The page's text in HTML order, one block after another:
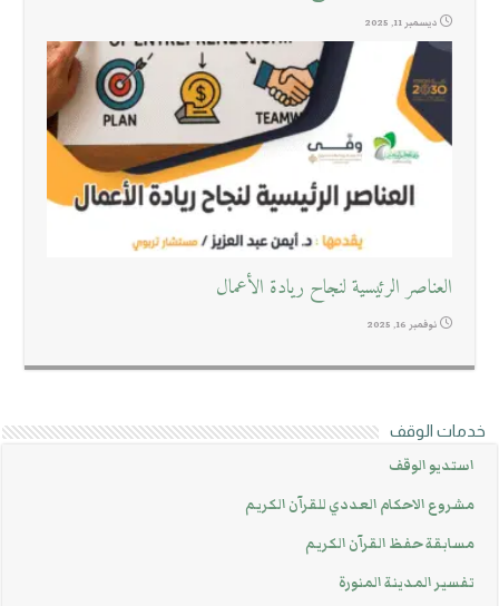
ديسمبر 11, 2025
العناصر الرئيسية لنجاح ريادة الأعمال
نوفمبر 16, 2025
خدمات الوقف
استديو الوقف
مشروع الاحكام العددي للقرآن الكريم
مسابقة حفظ القرآن الكريم
تفسير المدينة المنورة